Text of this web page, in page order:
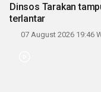
Dinsos Tarakan
terlantar
07 August 2026 19:46